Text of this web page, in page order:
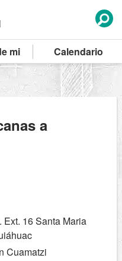
mi Calendario
a
16 Santa Maria
Cuamatzi